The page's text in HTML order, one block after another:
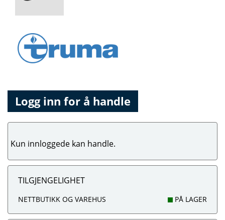
Logg inn for å handle
Kun innloggede kan handle.
TILGJENGELIGHET
NETTBUTIKK OG VAREHUS PÅ LAGER